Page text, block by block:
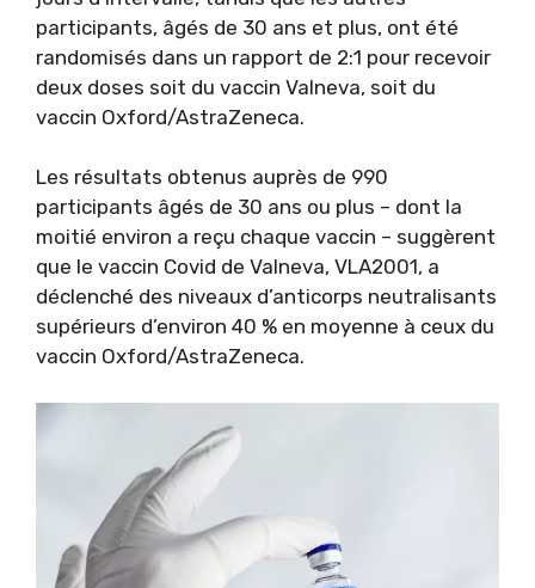
participants, âgés de 30 ans et plus, ont été
randomisés dans un rapport de 2:1 pour recevoir
deux doses soit du vaccin Valneva, soit du
vaccin Oxford/AstraZeneca.
Les résultats obtenus auprès de 990
participants âgés de 30 ans ou plus – dont la
moitié environ a reçu chaque vaccin – suggèrent
que le vaccin Covid de Valneva, VLA2001, a
déclenché des niveaux d’anticorps neutralisants
supérieurs d’environ 40 % en moyenne à ceux du
vaccin Oxford/AstraZeneca.